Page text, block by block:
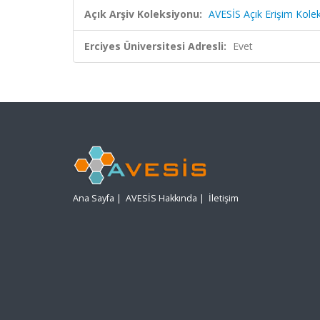
Açık Arşiv Koleksiyonu: AVESİS Açık Erişim
Erciyes Üniversitesi Adresli: Evet
Ana Sayfa | AVESİS Hakkında | İletişim